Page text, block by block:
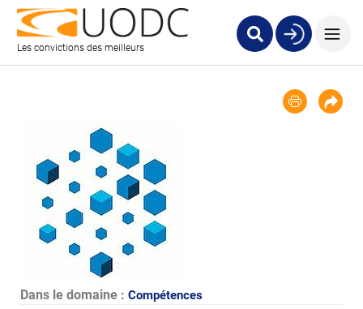
Les convictions des meilleurs
Dans le domaine : Compétences